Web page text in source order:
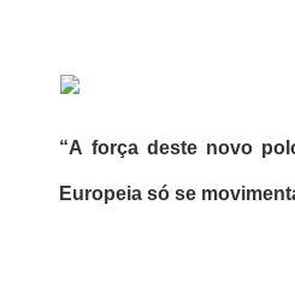
“A força deste novo
Europeia só se